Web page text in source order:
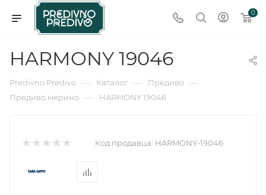
0
HARMONY 19046
Predivno Predivo — Каталог — Предиво —
Предиво мерино — HARMONY 19046
Код продавца: HARMONY-19046